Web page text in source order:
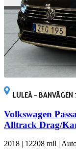
LULEÅ – BANVÄGEN
Volkswagen
Alltrack Drag/
2018 | 12208 mil |